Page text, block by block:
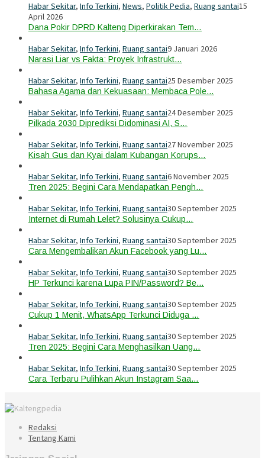
Habar Sekitar, Info Terkini, News, Politik Pedia, Ruang santai15
April 2026
Dana Pokir DPRD Kalteng Diperkirakan Tem…
Habar Sekitar, Info Terkini, Ruang santai9 Januari 2026
Narasi Liar vs Fakta: Proyek Infrastrukt…
Habar Sekitar, Info Terkini, Ruang santai25 Desember 2025
Bahasa Agama dan Kekuasaan: Membaca Pole…
Habar Sekitar, Info Terkini, Ruang santai24 Desember 2025
Pilkada 2030 Diprediksi Didominasi AI, S…
Habar Sekitar, Info Terkini, Ruang santai27 November 2025
Kisah Gus dan Kyai dalam Kubangan Korups…
Habar Sekitar, Info Terkini, Ruang santai6 November 2025
Tren 2025: Begini Cara Mendapatkan Pengh…
Habar Sekitar, Info Terkini, Ruang santai30 September 2025
Internet di Rumah Lelet? Solusinya Cukup…
Habar Sekitar, Info Terkini, Ruang santai30 September 2025
Cara Mengembalikan Akun Facebook yang Lu…
Habar Sekitar, Info Terkini, Ruang santai30 September 2025
HP Terkunci karena Lupa PIN/Password? Be…
Habar Sekitar, Info Terkini, Ruang santai30 September 2025
Cukup 1 Menit, WhatsApp Terkunci Diduga …
Habar Sekitar, Info Terkini, Ruang santai30 September 2025
Tren 2025: Begini Cara Menghasilkan Uang…
Habar Sekitar, Info Terkini, Ruang santai30 September 2025
Cara Terbaru Pulihkan Akun Instagram Saa…
Redaksi
Tentang Kami